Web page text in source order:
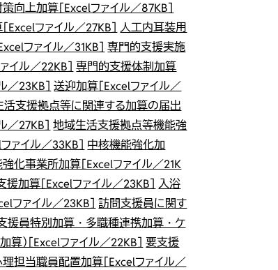
向上加算［Excelファイル／87KB］
Excelファイル／27KB］ 人工内耳装用
ファイル／31KB］ 専門的支援実施
イル／22KB］ 専門的支援体制加算
／23KB］ 送迎加算［Excelファイル／
活支援拠点等に関連する加算の届出
／27KB］ 地域生活支援拠点等機能強
ァイル／33KB］ 中核機能強化加
化事業所加算［Excelファイル／21K
援加算［Excelファイル／23KB］ 入浴
ファイル／23KB］ 訪問支援員に関す
援員特別加算・多職種連携加算・ケ
算）［Excelファイル／22KB］ 要支援
担当職員配置加算［Excelファイル／